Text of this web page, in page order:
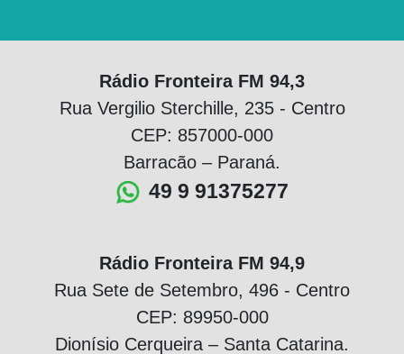
Rádio Fronteira FM 94,3
Rua Vergilio Sterchille, 235 - Centro
CEP: 857000-000
Barracão – Paraná.
49 9 91375277
Rádio Fronteira FM 94,9
Rua Sete de Setembro, 496 - Centro
CEP: 89950-000
Dionísio Cerqueira – Santa Catarina.